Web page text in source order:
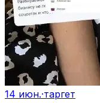
14 июн.·таргет